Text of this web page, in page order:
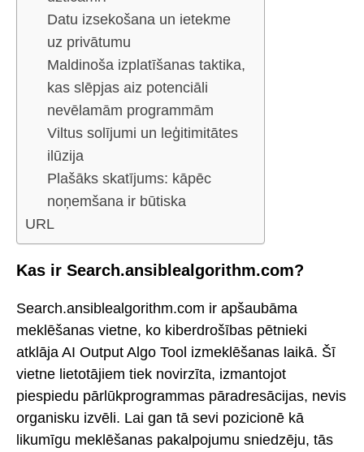
Datu izsekošana un ietekme
uz privātumu
Maldinoša izplatīšanas taktika,
kas slēpjas aiz potenciāli
nevēlamām programmām
Viltus solījumi un leģitimitātes
ilūzija
Plašāks skatījums: kāpēc
noņemšana ir būtiska
URL
Kas ir Search.ansiblealgorithm.com?
Search.ansiblealgorithm.com ir apšaubāma
meklēšanas vietne, ko kiberdrošības pētnieki
atklāja AI Output Algo Tool izmeklēšanas laikā. Šī
vietne lietotājiem tiek novirzīta, izmantojot
piespiedu pārlūkprogrammas pāradresācijas, nevis
organisku izvēli. Lai gan tā sevi pozicionē kā
likumīgu meklēšanas pakalpojumu sniedzēju, tās